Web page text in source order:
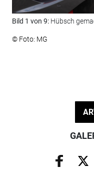
Bild 1 von 9: Hübsch
© Foto: MG